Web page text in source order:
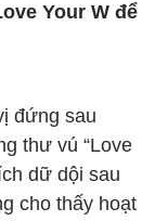
Your W để
đứng sau
thư vú “Love
dữ dội sau
cho thấy hoạt